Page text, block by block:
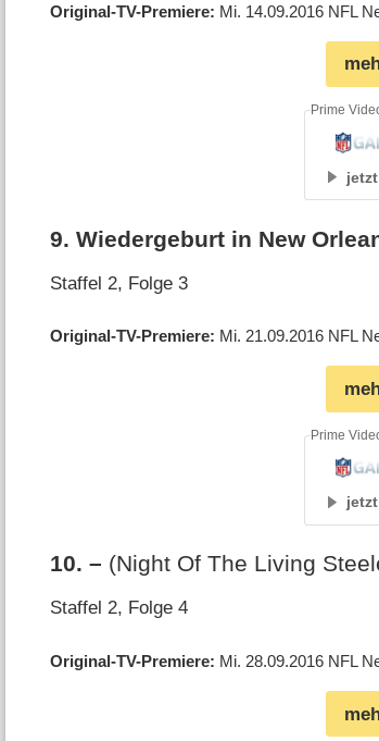
Original-TV-Premiere Mi. 14.09.2016 NFL
Prime
9.Wiedergeburt in New
Staffel 2, Folge 3
Original-TV-Premiere Mi. 21.09.2016 NFL
Prime
10.– (Night Of The Living
Staffel 2, Folge 4
Original-TV-Premiere Mi. 28.09.2016 NFL